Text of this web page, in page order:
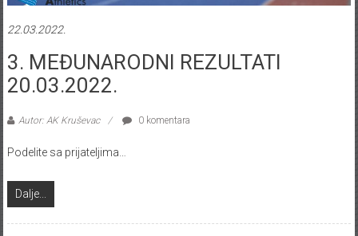
22.03.2022.
3. MEĐUNARODNI REZULTATI
20.03.2022.
Autor: AK Kruševac 0 komentara
Podelite sa prijateljima…
Dalje...